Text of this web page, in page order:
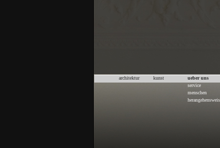
architektur kunst
ueber uns
service
menschen